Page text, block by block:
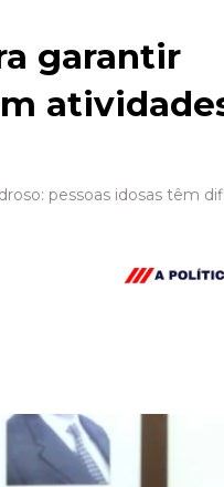
garantir
pessoas idosas têm